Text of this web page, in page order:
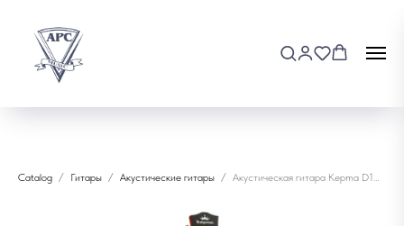
Catalog Гитары Акустические гитары Акустическая гитара Kepma D1C NATURAI